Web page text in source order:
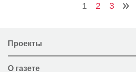
1 2 3
Проекты
О газете